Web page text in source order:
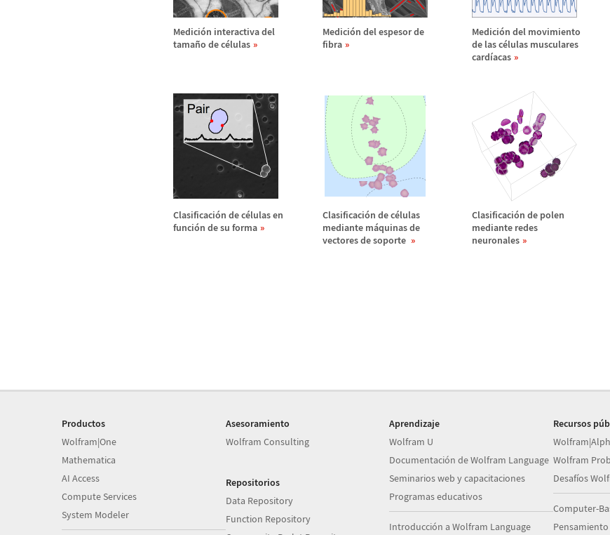
Medición interactiva del
tamaño de células
Medición del espesor de
fibra
Medición del movimiento
de las células musculares
cardíacas
Clasificación de células en
función de su forma
Clasificación de células
mediante máquinas de
vectores de soporte
Clasificación de polen
mediante redes
neuronales
Productos
Wolfram|One
Mathematica
AI Access
Compute Services
System Modeler
Asesoramiento
Wolfram Consulting
Repositorios
Data Repository
Function Repository
Aprendizaje
Wolfram U
Documentación de Wolfram Language
Seminarios web y capacitaciones
Programas educativos
Introducción a Wolfram Language
Recursos
Wolfram
Desafíos
Computer-